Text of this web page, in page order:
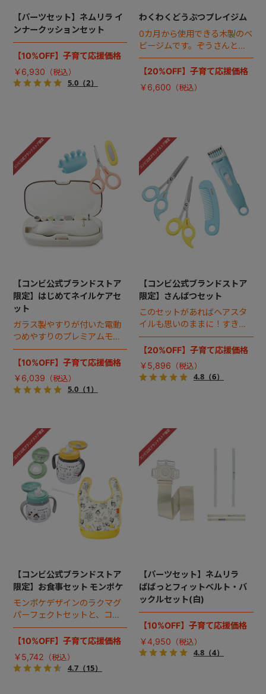
【パーツセット】ネムリラ イ
ンナークッションセット
【10%OFF】子育て応援価格
￥6,930
5.0（2）
わくわくどうぶつプレイジム
0カ月から使用できる木製のベ
ビージムです。ぞうさんとら
くださんの下飾りは赤ちゃん
の好奇心を刺激し、取り外し
【20%OFF】子育て応援価格
￥6,600
【コンビ公式ブランドストア
限定】はじめてネイルケアセ
ット
ガラス製やすりが付いた電動
つめやすりのプレミアムモデ
ルと、人気のつめきりハサ
ミ、指をやさしく固定する“に
【10%OFF】子育て応援価格
￥6,039
5.0（1）
【コンビ公式ブランドストア
限定】さんぱつセット
このセットがあればヘアスタ
イルも思いのままに！すきバ
サミ、さんぱつバサミ＆ク
シ、はじめてのバリカンのお
【20%OFF】子育て応援価格
￥5,896
4.8（6）
【コンビ公式ブランドストア
限定】お食事セット モンポケ
モンポケデザインのラクマグ
パーフェクトセットと、コン
パクトエプロンのお得なセッ
ト。
【10%OFF】子育て応援価格
￥5,742
4.7（15）
【パーツセット】ネムリラ
ぱぱっとフィットベルト・バ
ックルセット(白)
【10%OFF】子育て応援価格
￥4,950
4.8（4）